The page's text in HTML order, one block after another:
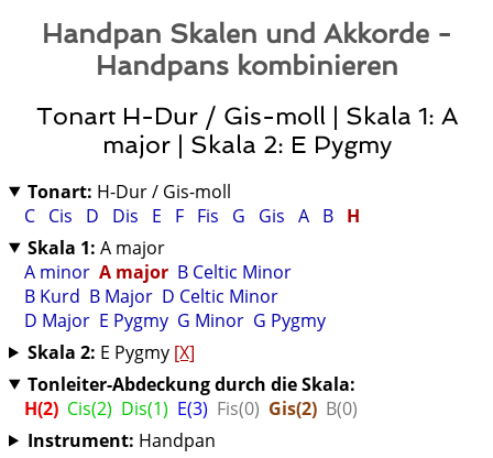
Handpan Skalen und Akkorde -
Handpans kombinieren
Tonart H-Dur / Gis-moll | Skala 1: A
major | Skala 2: E Pygmy
Tonart: H-Dur / Gis-moll
C Cis D Dis E F Fis G Gis A B H
Skala 1: A major
A minor A major B Celtic Minor
B Kurd B Major D Celtic Minor
D Major E Pygmy G Minor G Pygmy
Skala 2: E Pygmy [X]
Tonleiter-Abdeckung durch die Skala:
H(2) Cis(2) Dis(1) E(3) Fis(0) Gis(2) B(0)
Instrument: Handpan